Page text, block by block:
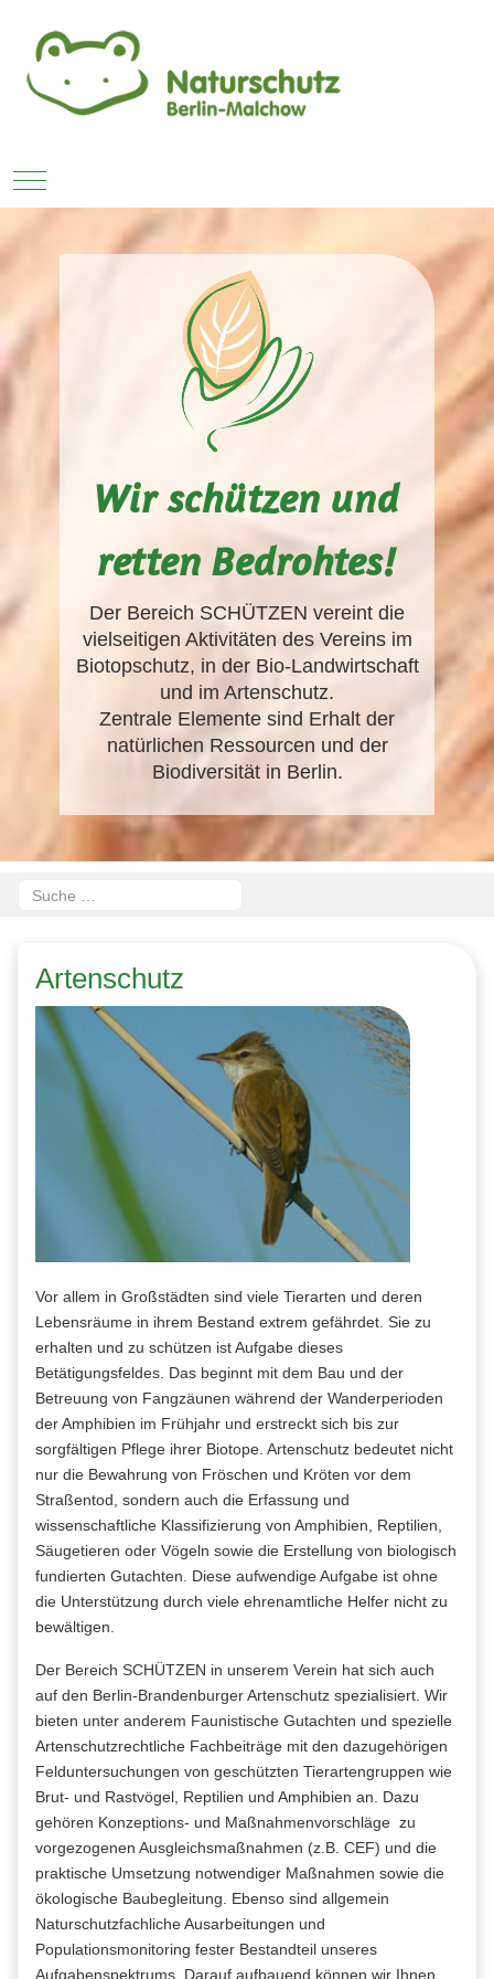
Mobile Menu Toggle
Wir schützen und
retten Bedrohtes!
Der Bereich SCHÜTZEN vereint die
vielseitigen Aktivitäten des Vereins im
Biotopschutz, in der Bio-Landwirtschaft
und im Artenschutz.
Zentrale Elemente sind Erhalt der
natürlichen Ressourcen und der
Biodiversität in Berlin.
Suchen
Artenschutz
Vor allem in Großstädten sind viele Tierarten und deren
Lebensräume in ihrem Bestand extrem gefährdet. Sie zu
erhalten und zu schützen ist Aufgabe dieses
Betätigungsfeldes. Das beginnt mit dem Bau und der
Betreuung von Fangzäunen während der Wanderperioden
der Amphibien im Frühjahr und erstreckt sich bis zur
sorgfältigen Pflege ihrer Biotope. Artenschutz bedeutet nicht
nur die Bewahrung von Fröschen und Kröten vor dem
Straßentod, sondern auch die Erfassung und
wissenschaftliche Klassifizierung von Amphibien, Reptilien,
Säugetieren oder Vögeln sowie die Erstellung von biologisch
fundierten Gutachten. Diese aufwendige Aufgabe ist ohne
die Unterstützung durch viele ehrenamtliche Helfer nicht zu
bewältigen.
Der Bereich SCHÜTZEN in unserem Verein hat sich auch
auf den Berlin-Brandenburger Artenschutz spezialisiert. Wir
bieten unter anderem Faunistische Gutachten und spezielle
Artenschutzrechtliche Fachbeiträge mit den dazugehörigen
Felduntersuchungen von geschützten Tierartengruppen wie
Brut- und Rastvögel, Reptilien und Amphibien an. Dazu
gehören Konzeptions- und Maßnahmenvorschläge zu
vorgezogenen Ausgleichsmaßnahmen (z.B. CEF) und die
praktische Umsetzung notwendiger Maßnahmen sowie die
ökologische Baubegleitung. Ebenso sind allgemein
Naturschutzfachliche Ausarbeitungen und
Populationsmonitoring fester Bestandteil unseres
Aufgabenspektrums. Darauf aufbauend können wir Ihnen